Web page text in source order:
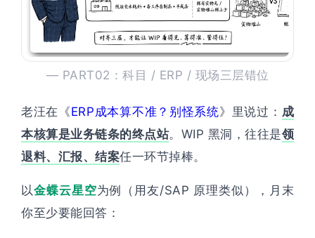
— PART02：科目 / ERP / 现场三层错位
老汪在《ERP成本算不准？别怪系统》里说过： 成
本核算是业务链条的终点站。WIP 黑洞，往往是领
退料、汇报、结案任一环节掉棒。
以金蝶云星空为例（用友/SAP 原理类似），月末
你至少要能回答：